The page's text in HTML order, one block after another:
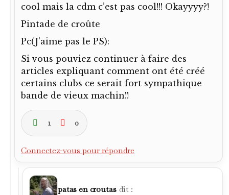
cool mais la cdm c’est pas cool!!! Okayyyy?!
Pintade de croûte
Pc(J’aime pas le PS):
Si vous pouviez continuer à faire des
articles expliquant comment ont été créé
certains clubs ce serait fort sympathique
bande de vieux machin!!
1 0
Connectez-vous pour répondre
patas en croutas dit :